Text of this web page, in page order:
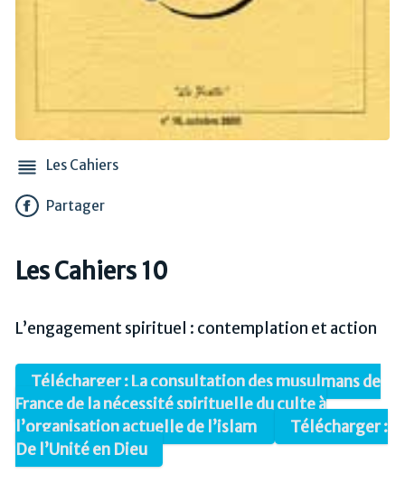
Les Cahiers
Partager
Les Cahiers 10
L’engagement spirituel : contemplation et action
Télécharger : La consultation des musulmans de
France de la nécessité spirituelle du culte à
l’organisation actuelle de l’islam
Télécharger :
De l’Unité en Dieu